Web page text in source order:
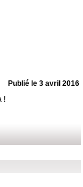
Publié le 3 avril 2016
!